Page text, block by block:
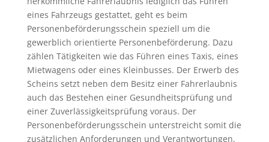
eines Fahrzeugs gestattet, geht es beim
Personenbeförderungsschein speziell um die
gewerblich orientierte Personenbeförderung. Dazu
zählen Tätigkeiten wie das Führen eines Taxis, eines
Mietwagens oder eines Kleinbusses. Der Erwerb des
Scheins setzt neben dem Besitz einer Fahrerlaubnis
auch das Bestehen einer Gesundheitsprüfung und
einer Zuverlässigkeitsprüfung voraus. Der
Personenbeförderungsschein unterstreicht somit die
zusätzlichen Anforderungen und Verantwortungen,